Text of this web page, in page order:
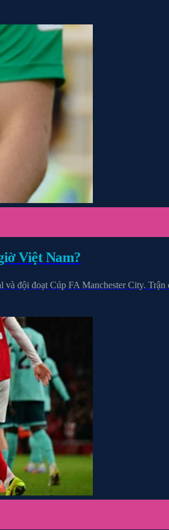
Việt Nam?
đội đoạt Cúp FA Manchester City. Trận